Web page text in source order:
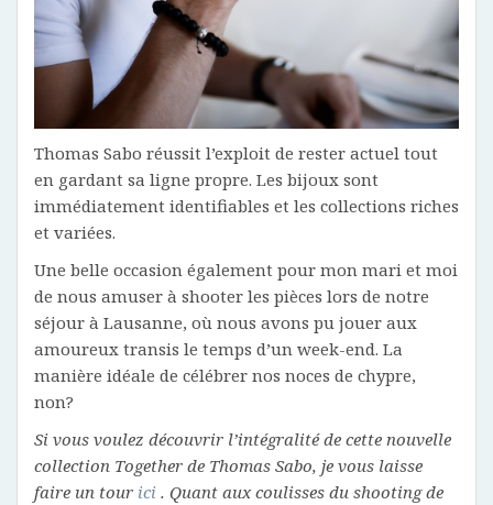
Thomas Sabo réussit l’exploit de rester actuel tout
en gardant sa ligne propre. Les bijoux sont
immédiatement identifiables et les collections riches
et variées.
Une belle occasion également pour mon mari et moi
de nous amuser à shooter les pièces lors de notre
séjour à Lausanne, où nous avons pu jouer aux
amoureux transis le temps d’un week-end. La
manière idéale de célébrer nos noces de chypre,
non?
Si vous voulez découvrir l’intégralité de cette nouvelle
collection Together de Thomas Sabo, je vous laisse
faire un tour ici . Quant aux coulisses du shooting de